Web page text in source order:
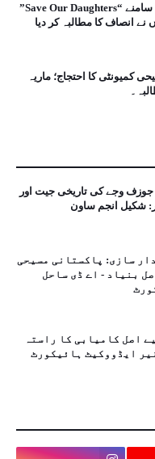
اقوام متحدہ ہیڈکوارٹر کے سامنے “Save Our Daughters”
نے انصاف کا مطالبہ کر دیا
کمیونٹی کا احتجاج؛ ماریہ
جوزف وجے کی تاریخی جیت اور
شکیل انجم ساون
سازی: پاکستانی مسیحی
بنیاد - اے ڈی ساحل
اصل کامیابی کا راستہ
ایڈووکیٹ ہائیکورٹ